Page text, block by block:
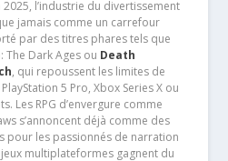
l’industrie du divertissement
jamais comme un carrefour
par des titres phares tels que
The Dark Ages ou Death
, qui repoussent les limites de
5 Pro, Xbox Series X ou
Les RPG d’envergure comme
s’annoncent déjà comme des
pour les passionnés de narration
multiplateformes gagnent du